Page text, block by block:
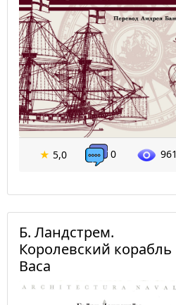
★ 5,0 0 961
Б. Ландстрем.
Королевский корабль
Васа